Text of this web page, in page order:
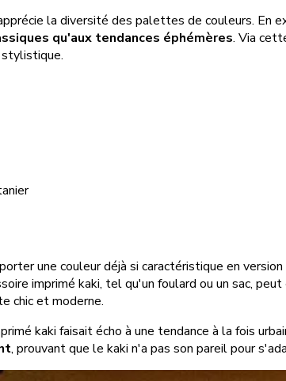
la diversité des palettes de couleurs. En
qu'aux tendances éphémères. Via
stylistique.
une couleur déjà si caractéristique en
imprimé kaki, tel qu'un foulard ou un sac,
chic et moderne.
kaki faisait écho à une tendance à la fois
, prouvant que le kaki n'a pas son pareil pour